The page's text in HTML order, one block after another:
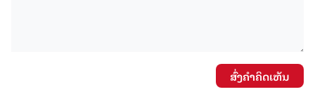
ສົ່ງຄໍາຄິດເຫັນ